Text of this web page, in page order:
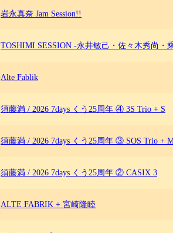
岩永真奈 Jam Session!!
TOSHIMI SESSION -永井敏己・佐々木秀尚・
Alte Fablik
須藤満 / 2026 7days くう25周年 ④ 3S Trio + S
須藤満 / 2026 7days くう25周年 ③ SOS Trio +
須藤満 / 2026 7days くう25周年 ② CASIX 3
ALTE FABRIK + 宮崎隆睦